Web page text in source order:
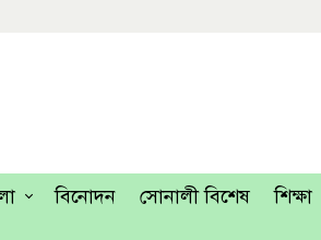
বিনোদন সোনালী বিশেষ শিক্ষা